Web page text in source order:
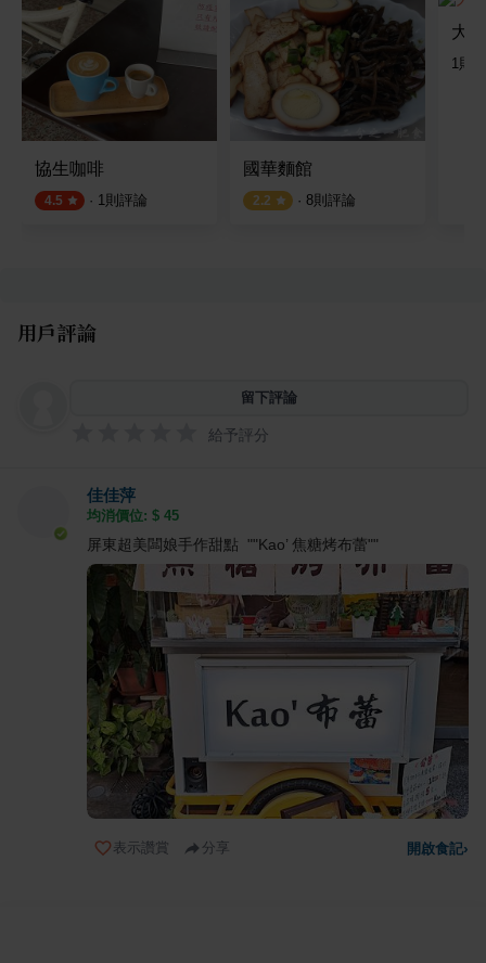
協生咖啡
4.5 · 1則評論
國華麵館
2.2 · 8則評論
大
1則
用戶評論
留下評論
給予評分
佳佳萍
均消價位: $ 45
屏東超美闆娘手作甜點 ""Kao’ 焦糖烤布蕾""
表示讚賞 分享 開啟食記›